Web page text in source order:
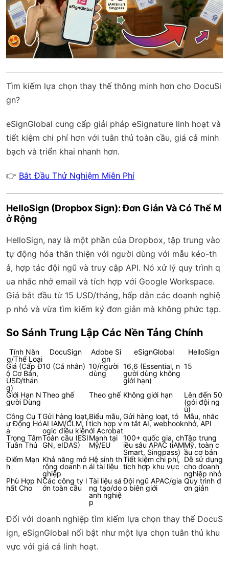
Tìm kiếm lựa chọn thay thế thông minh hơn cho DocuSi
gn?
eSignGlobal cung cấp giải pháp eSignature linh hoạt và
tiết kiệm chi phí hơn với tuân thủ toàn cầu, giá cả minh
bạch và triển khai nhanh hơn.
👉 Bắt Đầu Thử Nghiệm Miễn Phí
HelloSign (Dropbox Sign): Đơn Giản Và Có Thể M
ở Rộng
HelloSign, nay là một phần của Dropbox, tập trung vào
tự động hóa thân thiện với người dùng với mẫu kéo-th
ả, hợp tác đội ngũ và truy cập API. Nó xử lý quy trình q
ua nhắc nhở email và tích hợp với Google Workspace.
Giá bắt đầu từ 15 USD/tháng, hấp dẫn các doanh nghiệ
p nhỏ và vừa tìm kiếm ký đơn giản mà không phức tạp.
So Sánh Trung Lập Các Nền Tảng Chính
Tính Năn
g/Thể Loại
DocuSign
Adobe Si
gn
eSignGlobal
HelloSign
Giá (Cấp Đ
ộ Cơ Bản,
USD/thán
g)
10 (Cá nhân) 10/người
dùng
16,6 (Essential, n
gười dùng không
giới hạn)
15
Giới Hạn N
gười Dùng
Theo ghế Theo ghế Không giới hạn
Lên đến 50
(gói đội ng
ũ)
Công Cụ T
ự Động Hó
a
Gửi hàng loạt,
AI IAM/CLM, l
ogic điều kiện
Biểu mẫu,
tích hợp v
ới Acrobat
Gửi hàng loạt, tó
m tắt AI, webhook
Mẫu, nhắc
nhở, API
Trọng Tâm
Tuân Thủ
Toàn cầu (ESI
GN, eIDAS)
Mạnh tại
Mỹ/EU
100+ quốc gia, ch
iều sâu APAC (iAM
Smart, Singpass)
Tập trung
Mỹ, toàn c
ầu cơ bản
Điểm Mạn
h
Khả năng mở
rộng doanh n
ghiệp
Hệ sinh th
ái tài liệu
Tiết kiệm chi phí,
tích hợp khu vực
Dễ sử dụng
cho doanh
nghiệp nhỏ
Phù Hợp N
hất Cho
Các công ty l
ớn toàn cầu
Tài liệu sá
ng tạo/do
anh nghiệ
p
Đội ngũ APAC/gia
o biên giới
Quy trình đ
ơn giản
Đối với doanh nghiệp tìm kiếm lựa chọn thay thế DocuS
ign, eSignGlobal nổi bật như một lựa chọn tuân thủ khu
vực với giá cả linh hoạt.